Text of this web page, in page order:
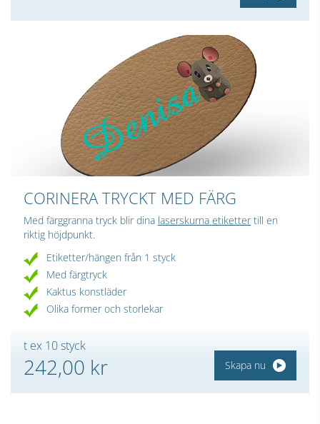
CORINERA TRYCKT MED FÄRG
Med färggranna tryck blir dina laserskurna etikettertill en
riktig höjdpunkt.
Etiketter/hängen från 1 styck
Med färgtryck
Kaktus konstläder
Olika former och storlekar
t ex 10 styck
242,00 kr Skapa nu